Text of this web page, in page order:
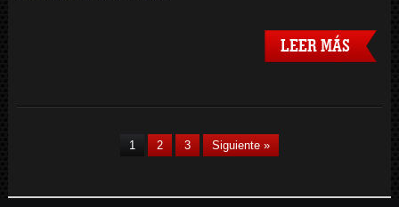
LEER MÁS
1 2 3 Siguiente »